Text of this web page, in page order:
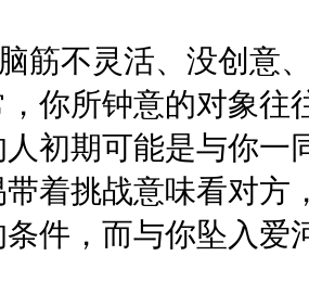
不灵活、没创意、
你所钟意的对象往
初期可能是与你一
着挑战意味看对方
件，而与你坠入爱